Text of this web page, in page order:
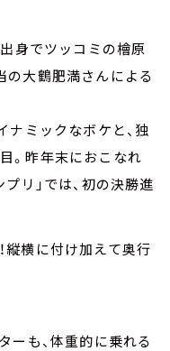
身でツッコミの檜原
の大鶴肥満さんによる
ミックなボケと、独
。昨年末におこなれ
リ」では、初の決勝進
縦横に付け加えて奥行
ーも、体重的に乗れる